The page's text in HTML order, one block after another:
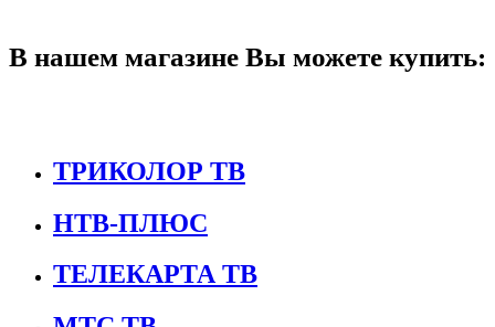
В нашем магазине Вы можете купить:
ТРИКОЛОР ТВ
НТВ-ПЛЮС
ТЕЛЕКАРТА ТВ